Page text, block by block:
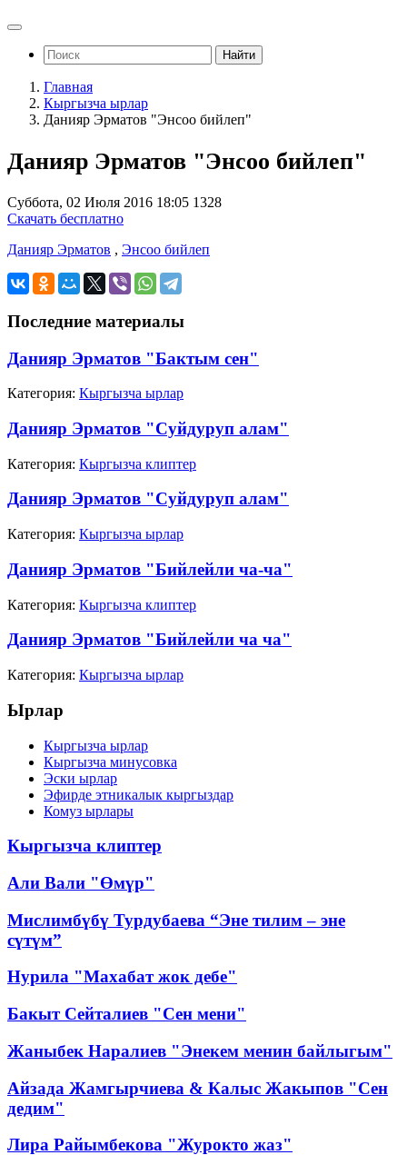
Найти
Главная
Кыргызча ырлар
Данияр Эрматов "Энсоо бийлеп"
Данияр Эрматов "Энсоо бийлеп"
Суббота, 02 Июля 2016 18:05 1328
Скачать бесплатно
Данияр Эрматов , Энсоо бийлеп
Последние материалы
Данияр Эрматов "Бактым сен"
Категория: Кыргызча ырлар
Данияр Эрматов "Суйдуруп алам"
Категория: Кыргызча клиптер
Данияр Эрматов "Суйдуруп алам"
Категория: Кыргызча ырлар
Данияр Эрматов "Бийлейли ча-ча"
Категория: Кыргызча клиптер
Данияр Эрматов "Бийлейли ча ча"
Категория: Кыргызча ырлар
Ырлар
Кыргызча ырлар
Кыргызча минусовка
Эски ырлар
Эфирде этникалык кыргыздар
Комуз ырлары
Кыргызча клиптер
Али Вали "Өмүр"
Мислимбүбү Турдубаева “Эне тилим – эне
сүтүм”
Нурила "Махабат жок дебе"
Бакыт Сейталиев "Сен мени"
Жаныбек Наралиев "Энекем менин байлыгым"
Айзада Жамгырчиева & Калыс Жакыпов "Сен
дедим"
Лира Райымбекова "Журокто жаз"